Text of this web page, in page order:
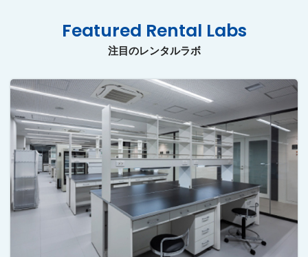
Featured Rental Labs
注目のレンタルラボ